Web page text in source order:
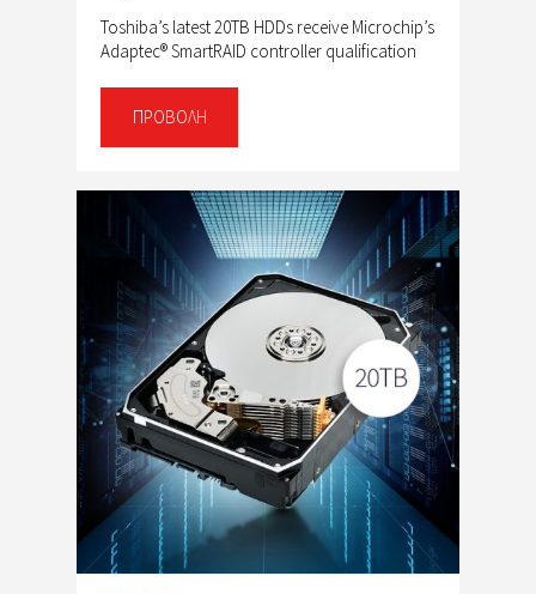
Toshiba’s latest 20TB HDDs receive Microchip’s
Adaptec® SmartRAID controller qualification
ΠΡΟΒΟΛΉ